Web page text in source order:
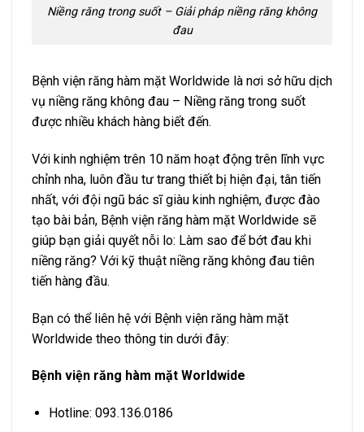
Niềng răng trong suốt – Giải pháp niềng răng không
đau
Bệnh viện răng hàm mặt Worldwide là nơi sở hữu dịch
vụ niềng răng không đau – Niềng răng trong suốt
được nhiều khách hàng biết đến.
Với kinh nghiệm trên 10 năm hoạt động trên lĩnh vực
chỉnh nha, luôn đầu tư trang thiết bị hiện đại, tân tiến
nhất, với đội ngũ bác sĩ giàu kinh nghiệm, được đào
tạo bài bản, Bệnh viện răng hàm mặt Worldwide sẽ
giúp bạn giải quyết nỗi lo: Làm sao để bớt đau khi
niềng răng? Với kỹ thuật niềng răng không đau tiên
tiến hàng đầu.
Bạn có thể liên hệ với Bệnh viện răng hàm mặt
Worldwide theo thông tin dưới đây:
Bệnh viện răng hàm mặt Worldwide
Hotline: 093.136.0186